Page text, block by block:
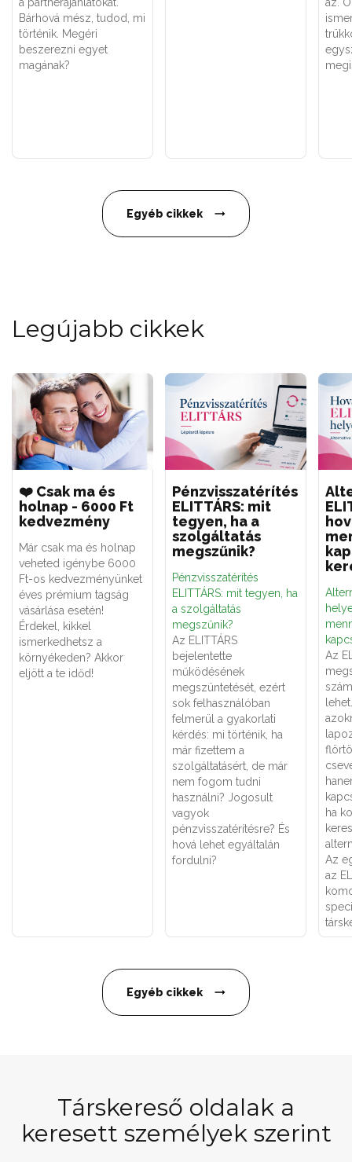
a partnerajánlatokat.
Bárhová mész, tudod, mi
történik. Megéri
beszerezni egyet
magának?
az.
Egyéb cikkek
Legújabb cikkek
❤️ Csak ma és
holnap - 6000 Ft
kedvezmény
Már csak ma és holnap
veheted igénybe 6000
Ft-os kedvezményünket
éves prémium tagság
vásárlása esetén!
Érdekel, kikkel
ismerkedhetsz a
környékeden? Akkor
eljött a te időd!
Pénzvisszatérítés
ELITTÁRS: mit
tegyen, ha a
szolgáltatás
megszűnik?
Pénzvisszatérítés
ELITTÁRS: mit tegyen, ha
a szolgáltatás
megszűnik?
Az ELITTÁRS
bejelentette
működésének
megszüntetését, ezért
sok felhasználóban
felmerül a gyakorlati
kérdés: mi történik, ha
már fizettem a
szolgáltatásért, de már
nem fogom tudni
használni? Jogosult
vagyok
pénzvisszatérítésre? És
hová lehet egyáltalán
fordulni?
Az
ha
Az
az
Egyéb cikkek
Társkereső oldalak a
keresett személyek szerint